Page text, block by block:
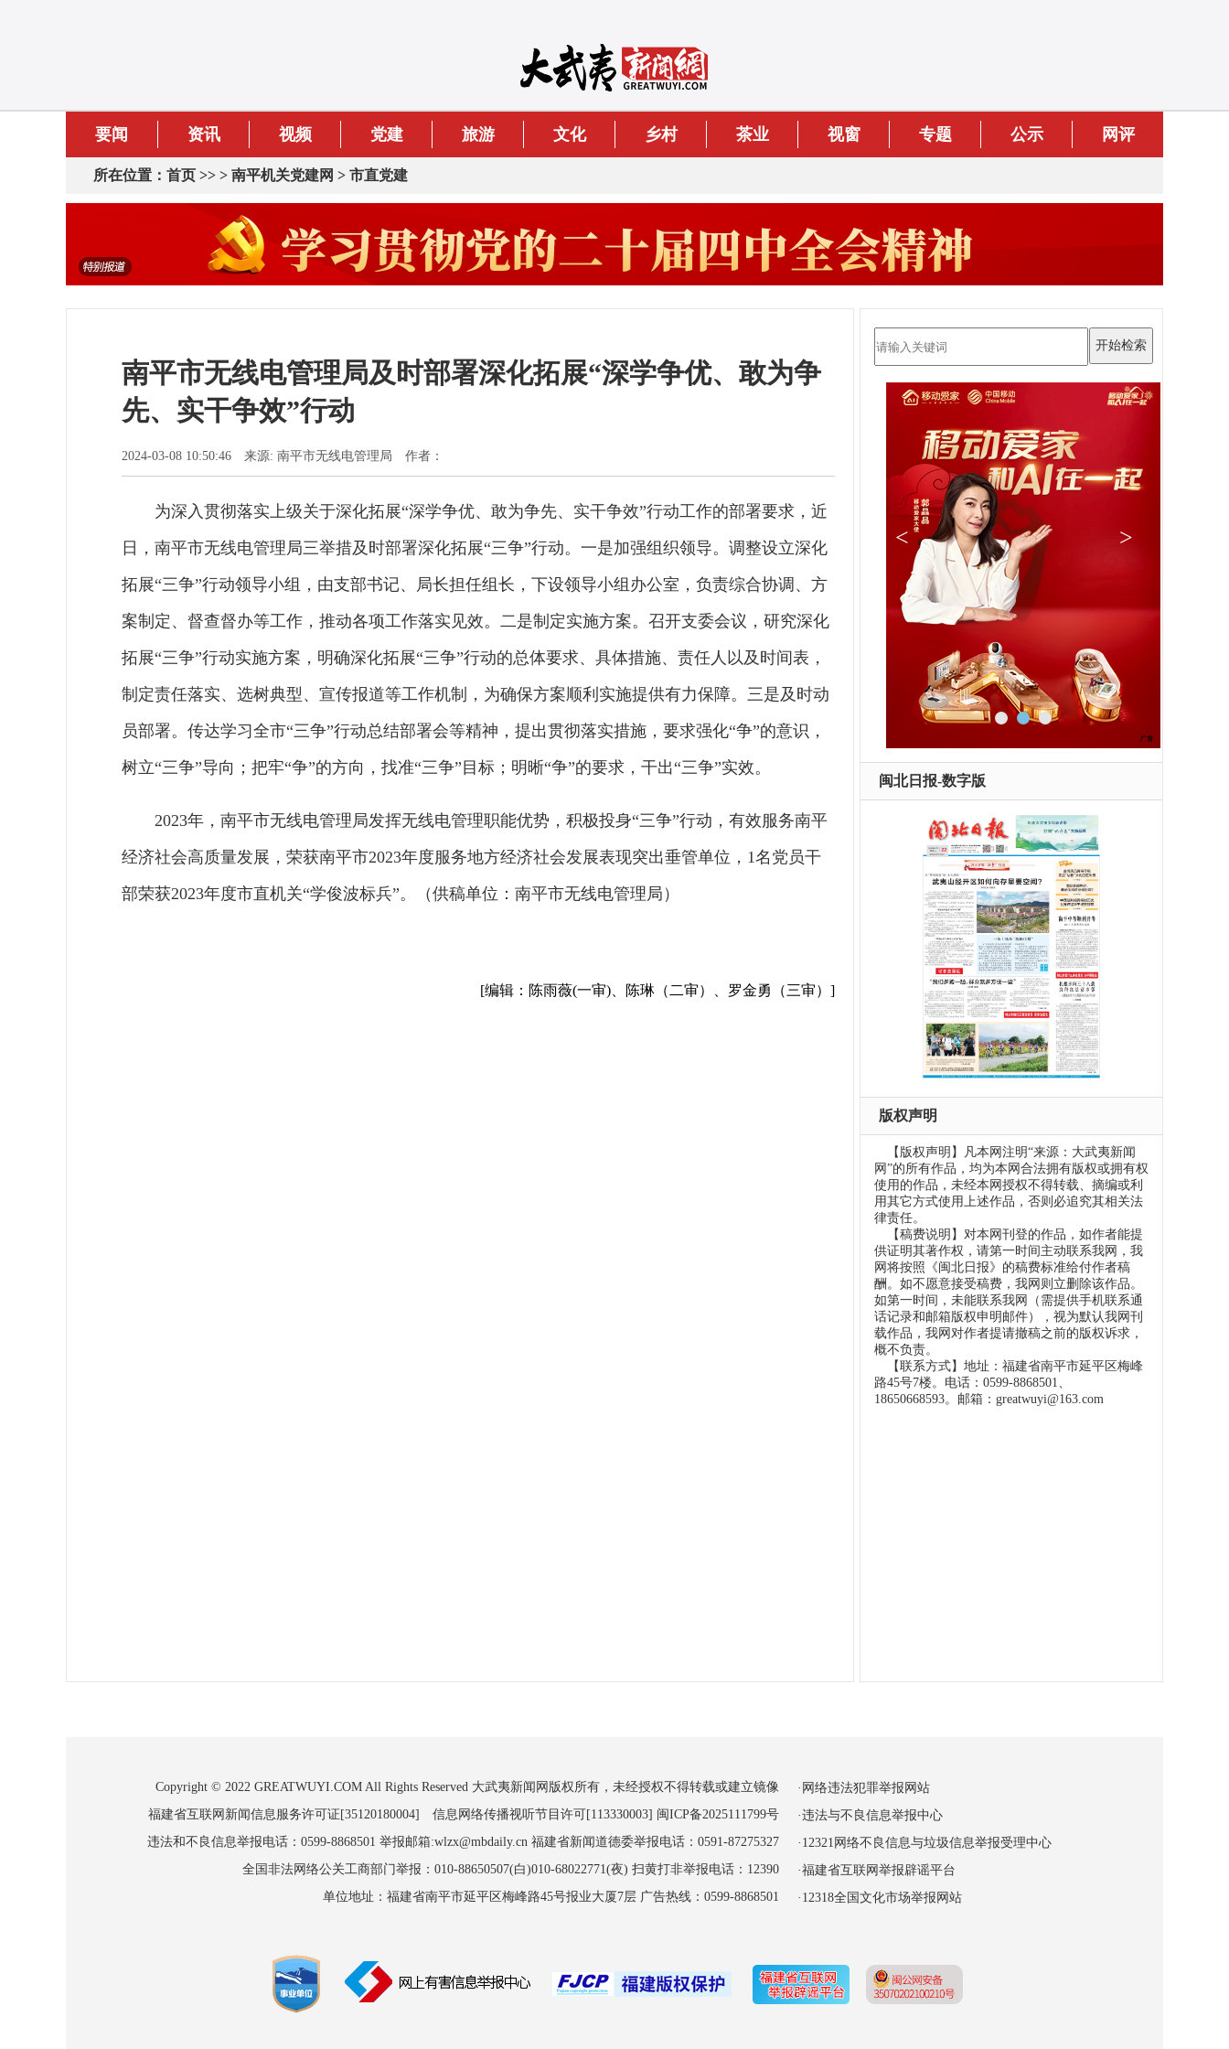
要闻 资讯 视频 党建 旅游 文化 乡村 茶业 视窗 专题 公示 网评
所在位置： 首页 >> > 南平机关党建网 > 市直党建
南平市无线电管理局及时部署深化拓展“深学争优、敢为争
先、实干争效”行动
2024-03-08 10:50:46 来源: 南平市无线电管理局 作者：
为深入贯彻落实上级关于深化拓展“深学争优、敢为争先、实干争效”行动工作的部署要求，近
日，南平市无线电管理局三举措及时部署深化拓展“三争”行动。一是加强组织领导。调整设立深化
拓展“三争”行动领导小组，由支部书记、局长担任组长，下设领导小组办公室，负责综合协调、方
案制定、督查督办等工作，推动各项工作落实见效。二是制定实施方案。召开支委会议，研究深化
拓展“三争”行动实施方案，明确深化拓展“三争”行动的总体要求、具体措施、责任人以及时间表，
制定责任落实、选树典型、宣传报道等工作机制，为确保方案顺利实施提供有力保障。三是及时动
员部署。传达学习全市“三争”行动总结部署会等精神，提出贯彻落实措施，要求强化“争”的意识，
树立“三争”导向；把牢“争”的方向，找准“三争”目标；明晰“争”的要求，干出“三争”实效。
2023年，南平市无线电管理局发挥无线电管理职能优势，积极投身“三争”行动，有效服务南平
经济社会高质量发展，荣获南平市2023年度服务地方经济社会发展表现突出垂管单位，1名党员干
部荣获2023年度市直机关“学俊波标兵”。（供稿单位： 南平市无线电管理局 ）
[编辑：陈雨薇(一审)、陈琳（二审）、罗金勇（三审）]
闽北日报-数字版
版权声明
【版权声明】凡本网注明“来源：大武夷新闻
网”的所有作品，均为本网合法拥有版权或拥有权
使用的作品，未经本网授权不得转载、摘编或利
用其它方式使用上述作品，否则必追究其相关法
律责任。
【稿费说明】对本网刊登的作品，如作者能提
供证明其著作权，请第一时间主动联系我网，我
网将按照《闽北日报》的稿费标准给付作者稿
酬。如不愿意接受稿费，我网则立删除该作品。
如第一时间，未能联系我网（需提供手机联系通
话记录和邮箱版权申明邮件），视为默认我网刊
载作品，我网对作者提请撤稿之前的版权诉求，
概不负责。
【联系方式】地址：福建省南平市延平区梅峰
路45号7楼。电话：0599-8868501、
18650668593。邮箱：greatwuyi@163.com
Copyright © 2022 GREATWUYI.COM All Rights Reserved 大武夷新闻网版权所有，未经授权不得转载或建立镜像
福建省互联网新闻信息服务许可证[35120180004] 信息网络传播视听节目许可[113330003] 闽ICP备2025111799号
违法和不良信息举报电话：0599-8868501 举报邮箱:wlzx@mbdaily.cn 福建省新闻道德委举报电话：0591-87275327
全国非法网络公关工商部门举报：010-88650507(白)010-68022771(夜) 扫黄打非举报电话：12390
单位地址：福建省南平市延平区梅峰路45号报业大厦7层 广告热线：0599-8868501
·网络违法犯罪举报网站
·违法与不良信息举报中心
·12321网络不良信息与垃圾信息举报受理中心
·福建省互联网举报辟谣平台
·12318全国文化市场举报网站